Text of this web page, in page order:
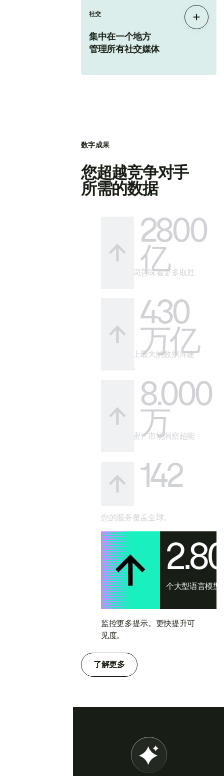
社交
集中在一个地方
管理所有社交媒体
展开
数字成果
您超越竞争对手
所需的数据
2800
亿
更多关键词意味着更多取胜
430
万亿
借助市场上最大的数据库建
8.000
万
您的（秘密）市场洞察超能
142
您的服务覆盖全球。
个大型语言模型
监控更多提示。更快提升可
见度。
了解更多